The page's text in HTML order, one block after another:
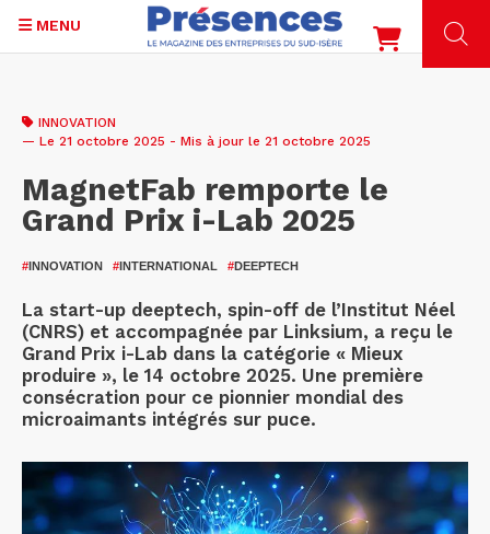
contenu
MENU
INNOVATION
— Le 21 octobre 2025 - Mis à jour le 21 octobre 2025
MagnetFab remporte le
Grand Prix i-Lab 2025
#INNOVATION #INTERNATIONAL #DEEPTECH
La start-up deeptech, spin-off de l’Institut Néel
(CNRS) et accompagnée par Linksium, a reçu le
Grand Prix i-Lab dans la catégorie « Mieux
produire », le 14 octobre 2025. Une première
consécration pour ce pionnier mondial des
microaimants intégrés sur puce.